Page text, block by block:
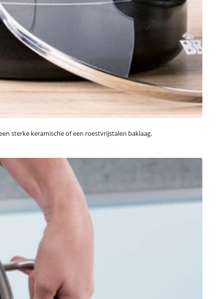
sterke keramische of een roestvrijstalen baklaag.